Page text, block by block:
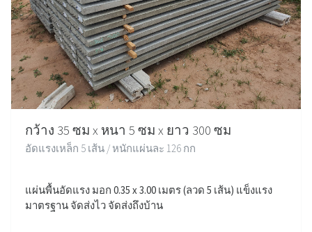
กว้าง 35 ซม x หนา 5 ซม x ยาว 300 ซม
อัดแรงเหล็ก 5 เส้น / หนักแผ่นละ 126 กก
แผ่นพื้นอัดแรง มอก 0.35 x 3.00 เมตร (ลวด 5 เส้น) แข็งแรง
มาตรฐาน จัดส่งไว จัดส่งถึงบ้าน